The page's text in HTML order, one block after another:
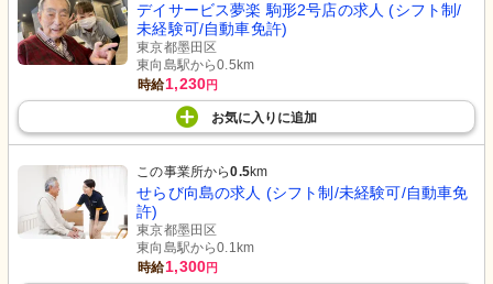
デイサービス夢楽 駒形2号店の求人 (シフト制/
未経験可/自動車免許)
東京都墨田区
東向島駅から0.5km
時給1,230円
お気に入り に追加
この事業所から0.5km
せらび向島の求人 (シフト制/未経験可/自動車免
許)
東京都墨田区
東向島駅から0.1km
時給1,300円